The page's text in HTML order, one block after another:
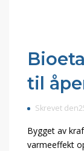
til
Skrevet
Bygget av
varmeeffekt